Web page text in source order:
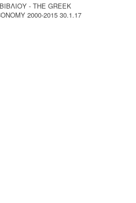
- ΤΗΕ GREEK
2000-2015 30.1.17